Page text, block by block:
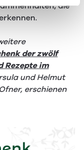
die
der zwölf
Rezepte im
und Helmut
erschienen